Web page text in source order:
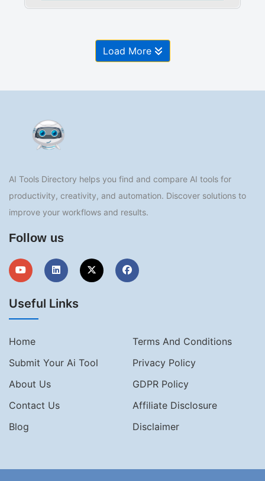
Load More
AI Tools Directory helps you find and compare AI tools for
productivity, creativity, and automation. Discover solutions to
improve your workflows and results.
Follow us
Useful Links
Home
Terms And Conditions
Submit Your Ai Tool
Privacy Policy
About Us
GDPR Policy
Contact Us
Affiliate Disclosure
Blog
Disclaimer